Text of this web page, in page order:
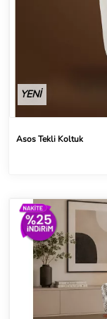
YENİ
Asos Tekli Koltuk